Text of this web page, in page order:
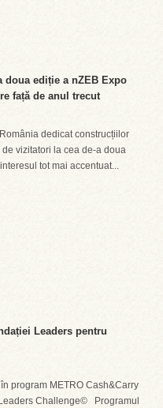
doua ediție a nZEB Expo
față de anul trecut
dedicat construcțiilor
vizitatori la cea de-a doua
tot mai accentuat...
Leaders pentru
program METRO Cash&Carry
Challenge© Programul